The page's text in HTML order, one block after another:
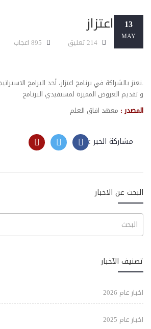
13
MAY
اعتزاز
.نعتز بالشراكة في برنامج اعتزاز، أحد البرامج
و تقديم العروض المميزة لمستفيدي البرنامج
المصدر : معهد افاق العلم
مشاركة الخبر :
البحث عن الاخبار
تصنيف الآخبار
اخبار عام 2026
اخبار عام 2025